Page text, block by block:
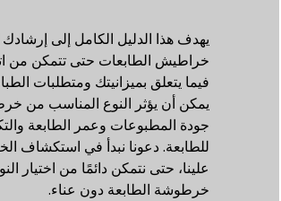
يهدف هذا الدليل الكامل إلى
خراطيش الطابعات حتى تتمكن من
فيما يتعلق بميزانيتك ومتطلبات
يمكن أن يؤثر النوع المناسب من
جودة المطبوعات وعمر الطابعة
للطابعة. دعونا نبدأ في استكشاف
علينا، حتى نتمكن دائمًا من اختيار
خرطوشة الطابعة دون عناء.